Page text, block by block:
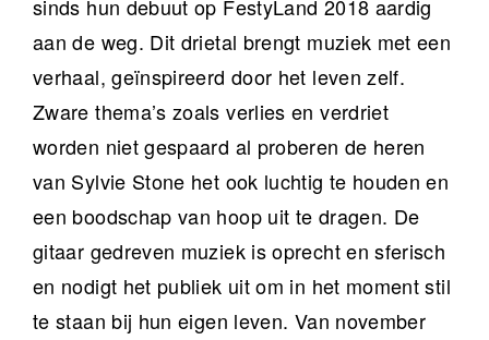
sinds hun debuut op FestyLand 2018 aardig
aan de weg. Dit drietal brengt muziek met een
verhaal, geïnspireerd door het leven zelf.
Zware thema’s zoals verlies en verdriet
worden niet gespaard al proberen de heren
van Sylvie Stone het ook luchtig te houden en
een boodschap van hoop uit te dragen. De
gitaar gedreven muziek is oprecht en sferisch
en nodigt het publiek uit om in het moment stil
te staan bij hun eigen leven. Van november